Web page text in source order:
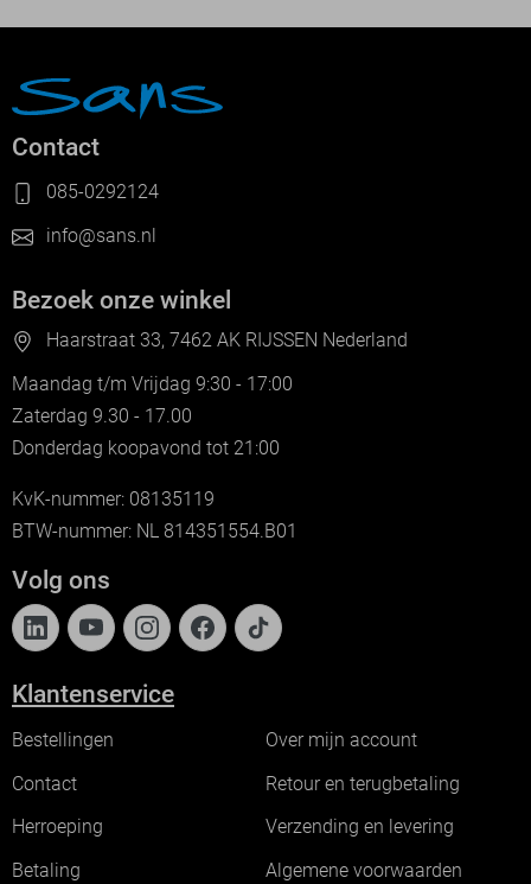
Contact
085-0292124
info@sans.nl
Bezoek onze winkel
Haarstraat 33, 7462 AK RIJSSEN Nederland
Maandag t/m Vrijdag 9:30 - 17:00
Zaterdag 9.30 - 17.00
Donderdag koopavond tot 21:00
KvK-nummer: 08135119
BTW-nummer: NL 814351554.B01
Volg ons
Klantenservice
Bestellingen
Over mijn account
Contact
Retour en terugbetaling
Herroeping
Verzending en levering
Betaling
Algemene voorwaarden